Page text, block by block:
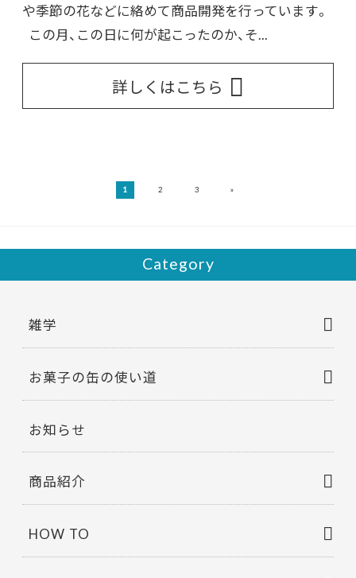
や季節の花などに絡めて商品開発を行っています。
この月、この日に何が起こったのか、そ...
詳しくはこちら
1 2 3 »
Category
雑学
お菓子の缶の使い道
お知らせ
商品紹介
HOW TO